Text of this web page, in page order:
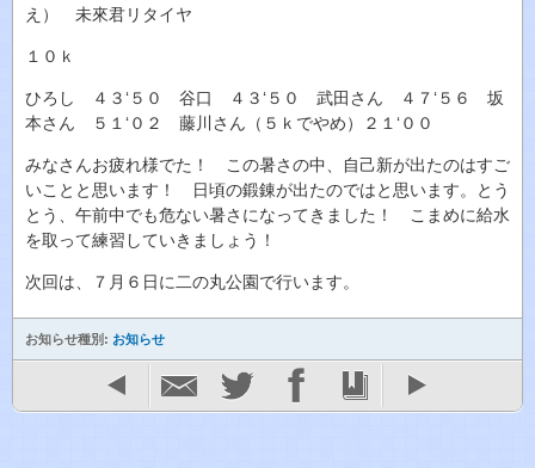
え） 未來君リタイヤ
１０ｋ
ひろし ４３‘５０ 谷口 ４３‘５０ 武田さん ４７‘５６ 坂
本さん ５１‘０２ 藤川さん（５ｋでやめ）２１‘００
みなさんお疲れ様でた！ この暑さの中、自己新が出たのはすご
いことと思います！ 日頃の鍛錬が出たのではと思います。とう
とう、午前中でも危ない暑さになってきました！ こまめに給水
を取って練習していきましょう！
次回は、７月６日に二の丸公園で行います。
お知らせ種別: お知らせ